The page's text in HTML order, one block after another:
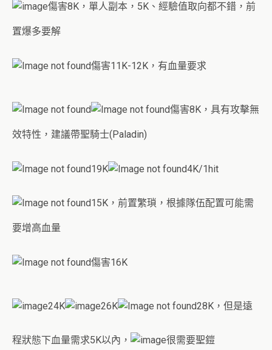
傷害8K，單人副本，5K、經驗值取向都不錯，前
置爆多要解
傷害11K-12K，有血量要求
傷害8K，具有攻擊無
效特性，建議帶聖騎士(Paladin)
19K 4K/1hit
15K，前置繁瑣，根據隊伍配置可能需
要增高血量
傷害16K
24K 26K 28K，但是遠
程狀態下血量需求5K以內， 很需要聖鎧